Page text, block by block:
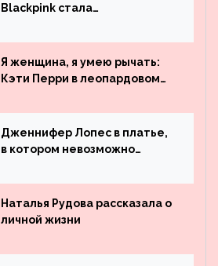
Blackpink стала
просмотрам на YouTube. Они
обогнали даже Джастина
Бибера
Я женщина, я умею рычать:
Кэти Перри в леопардовом
Дженнифер Лопес в платье,
в котором невозможно
Наталья Рудова рассказала о
личной жизни